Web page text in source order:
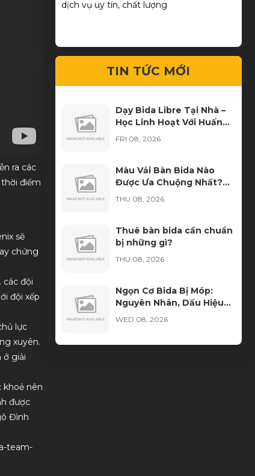
ra các
điểm
sẽ
chứng
các đội
đội xếp
lực
xuyên.
ở giải
khoẻ nên
được
Đình
team-
dịch vụ uy tín, chất lượng
TIN TỨC MỚI
Dạy Bida Libre Tại Nhà –
Học Linh Hoạt Với Huấn
Luyện Viên Đến Tận Nơi
FRI 08, 2026
Màu Vải Bàn Bida Nào
Được Ưa Chuộng Nhất?
Kinh Nghiệm Chọn Màu
Cho CLB Bida
THU 08, 2026
Thuê bàn bida cần chuẩn
bị những gì?
THU 08, 2026
Ngọn Cơ Bida Bị Móp:
Nguyên Nhân, Dấu Hiệu
Và Cách Khắc Phục
WED 08, 2026